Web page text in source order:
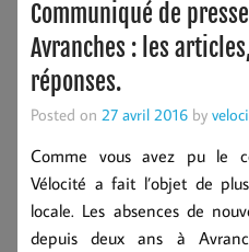
Communiqué de
Avranches : les
réponses.
Posted on 27 avril 2016 by
Comme vous avez pu le
Vélocité a fait l’objet de
locale. Les absences de
depuis deux ans à